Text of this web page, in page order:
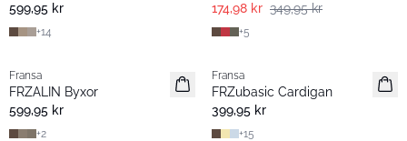
599,95 kr
+14
174,98 kr 349,95 kr
+5
Extended size
Fransa
FRZALIN Byxor
599,95 kr
+2
Extended size
Fransa
FRZubasic Cardigan
399,95 kr
+15